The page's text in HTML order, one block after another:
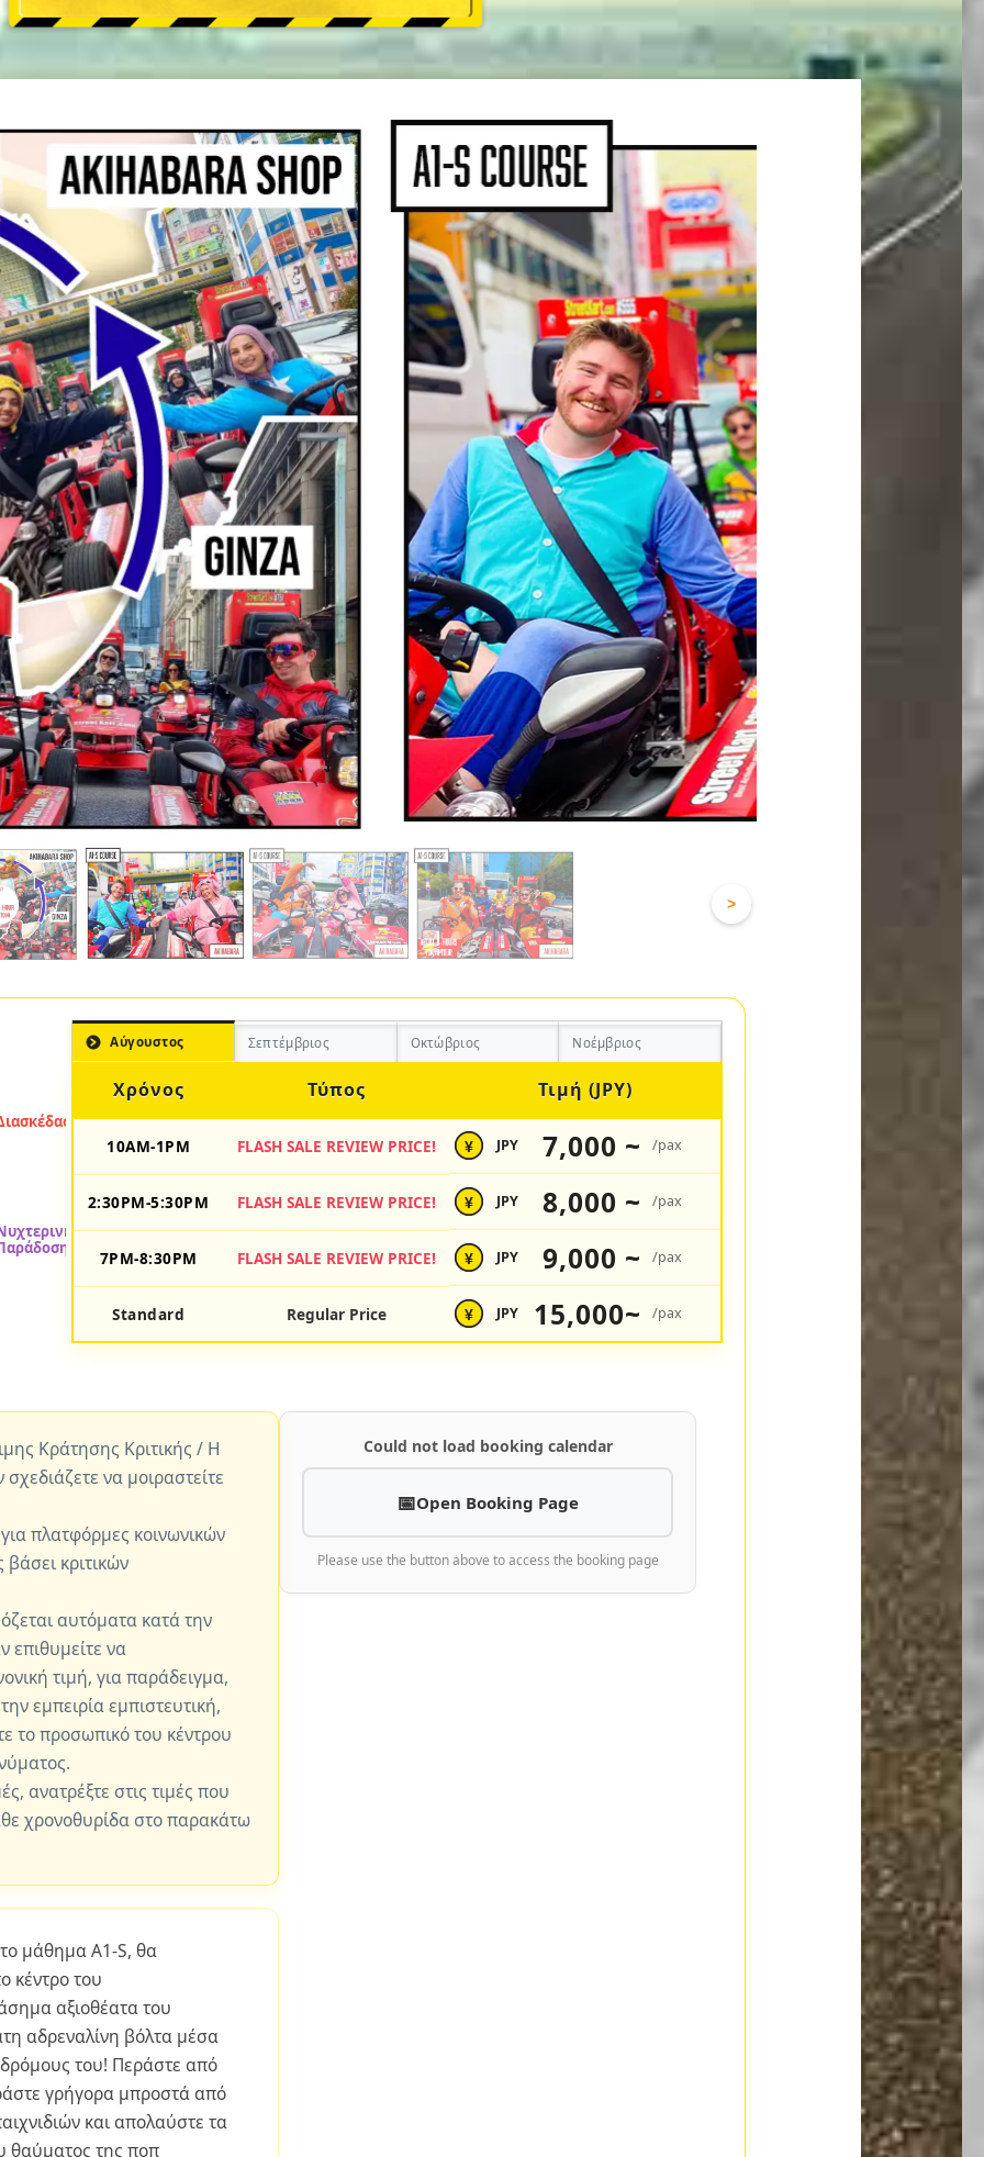
>
Αύγουστος Σεπτέμβριος Οκτώβριος Νοέμβριος
Χρόνος Τύπος Τιμή (JPY)
10AM-1PM FLASH SALE REVIEW PRICE! ¥ JPY 7,000 ~ /pax
2:30PM-5:30PM FLASH SALE REVIEW PRICE! ¥ JPY 8,000 ~ /pax
7PM-8:30PM FLASH SALE REVIEW PRICE! ¥ JPY 9,000 ~ /pax
Standard Regular Price ¥ JPY 15,000~ /pax
Κράτησης Κριτικής / Η
σχεδιάζετε να μοιραστείτε
πλατφόρμες κοινωνικών
κριτικών
αυτόματα κατά την
επιθυμείτε να
τιμή, για παράδειγμα,
εμπειρία εμπιστευτική,
το προσωπικό του κέντρου
ανατρέξτε στις τιμές που
χρονοθυρίδα στο παρακάτω
μάθημα A1-S, θα
κέντρο του
αξιοθέατα του
αδρεναλίνη βόλτα μέσα
του! Περάστε από
γρήγορα μπροστά από
και απολαύστε τα
θαύματος της ποπ
Could not load booking calendar
Open Booking Page
Please use the button above to access the booking page